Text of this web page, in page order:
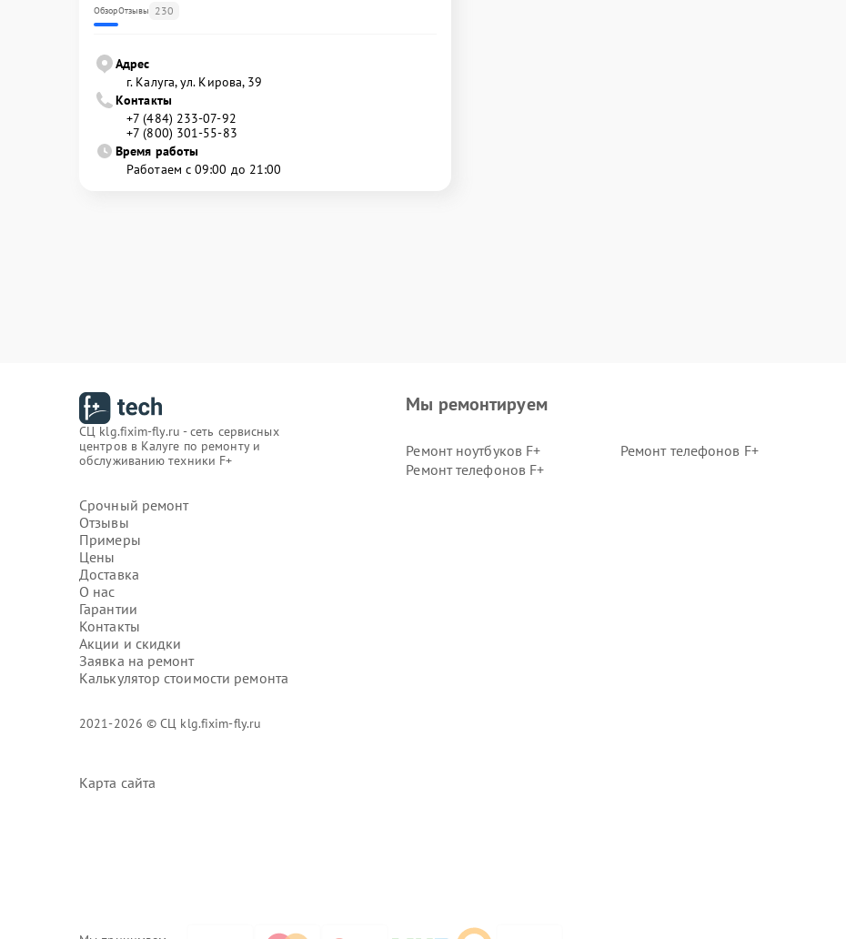
ОбзорОтзывы 230
Адрес
г. Калуга, ул. Кирова, 39
Контакты
+7 (484) 233-07-92
+7 (800) 301-55-83
Время работы
Работаем с 09:00 до 21:00
СЦ klg.fixim-fly.ru - сеть сервисных
центров в Калуге по ремонту и
обслуживанию техники F+
Срочный ремонт
Отзывы
Примеры
Цены
Доставка
О нас
Гарантии
Контакты
Акции и скидки
Заявка на ремонт
Калькулятор стоимости ремонта
2021-2026 © СЦ klg.fixim-fly.ru
Карта сайта
Мы ремонтируем
Ремонт ноутбуков F+
Ремонт телефонов F+
Ремонт телефонов F+